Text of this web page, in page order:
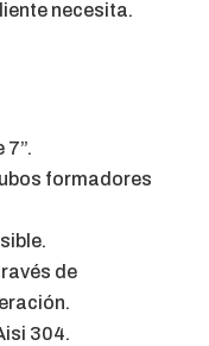
necesita.
7”.
formadores
de
304.